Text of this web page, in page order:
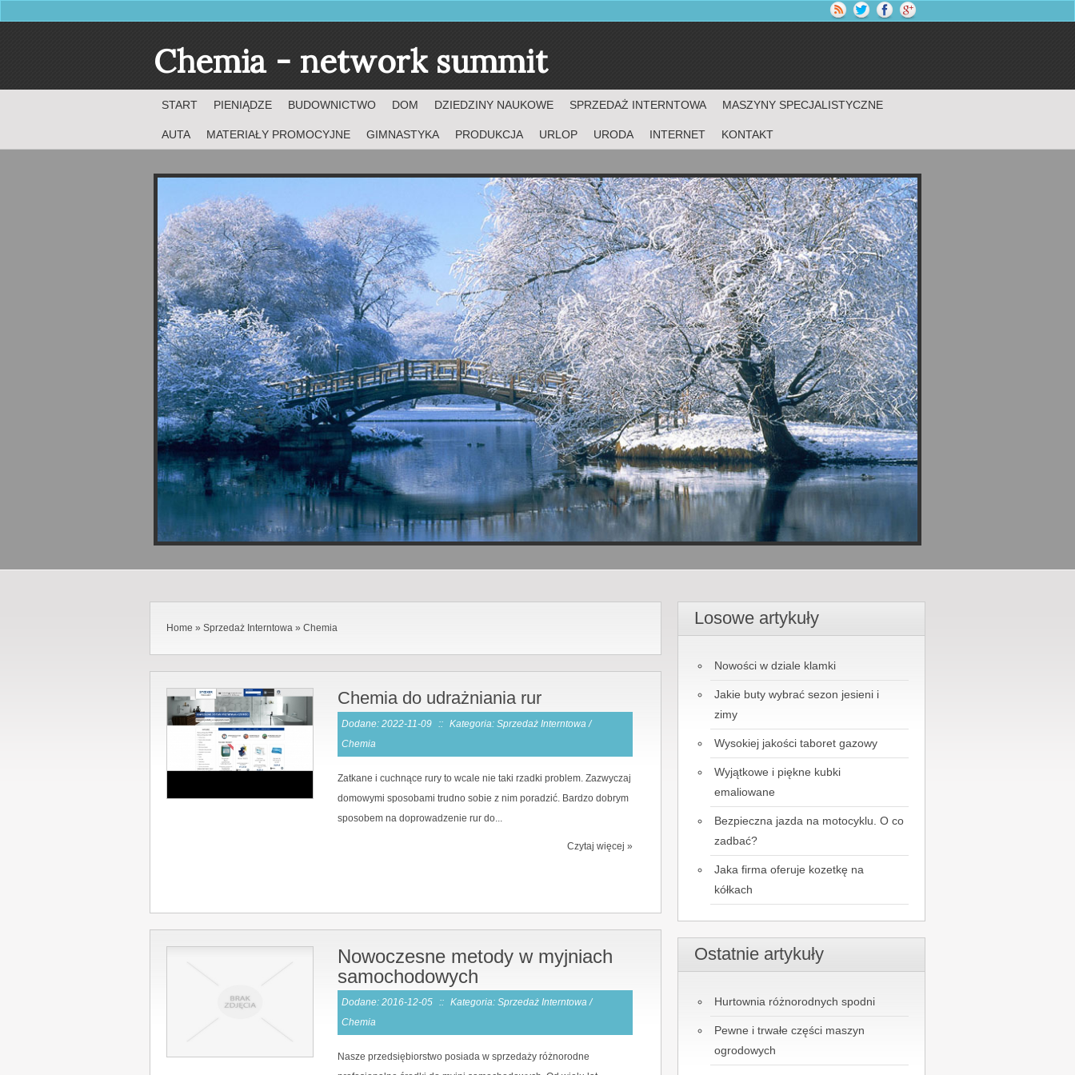
Chemia - network summit
START PIENIĄDZE BUDOWNICTWO DOM DZIEDZINY NAUKOWE SPRZEDAŻ INTERNTOWA MASZYNY SPECJALISTYCZNE
AUTA MATERIAŁY PROMOCYJNE GIMNASTYKA PRODUKCJA URLOP URODA INTERNET KONTAKT
Home » Sprzedaż Interntowa » Chemia
Chemia do udrażniania rur
Dodane: 2022-11-09 :: Kategoria: Sprzedaż Interntowa /
Chemia
Zatkane i cuchnące rury to wcale nie taki rzadki problem. Zazwyczaj
domowymi sposobami trudno sobie z nim poradzić. Bardzo dobrym
sposobem na doprowadzenie rur do...
Czytaj więcej »
Nowoczesne metody w myjniach
samochodowych
Dodane: 2016-12-05 :: Kategoria: Sprzedaż Interntowa /
Chemia
Nasze przedsiębiorstwo posiada w sprzedaży różnorodne
Losowe artykuły
Nowości w dziale klamki
Jakie buty wybrać sezon jesieni i
zimy
Wysokiej jakości taboret gazowy
Wyjątkowe i piękne kubki
emaliowane
Bezpieczna jazda na motocyklu. O co
zadbać?
Jaka firma oferuje kozetkę na
kółkach
Ostatnie artykuły
Hurtownia różnorodnych spodni
Pewne i trwałe części maszyn
ogrodowych